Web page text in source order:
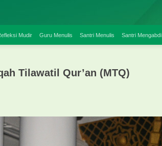
Mudir Guru Menulis Santri Menulis Santri Mengabdi
Tilawatil Qur’an (MTQ)